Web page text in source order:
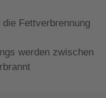
Fettverbrennung
werden zwischen